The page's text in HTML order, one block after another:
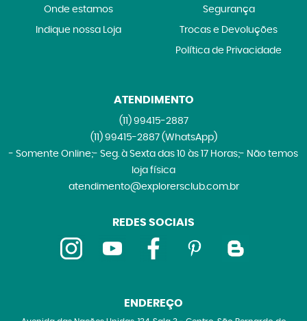
Onde estamos
Indique nossa Loja
Segurança
Trocas e Devoluções
Política de Privacidade
ATENDIMENTO
(11)99415-2887
(11)99415-2887 (WhatsApp)
- Somente Online;- Seg. à Sexta das 10 às 17 Horas;- Não temos
loja física
atendimento@explorersclub.com.br
REDES SOCIAIS
ENDEREÇO